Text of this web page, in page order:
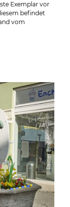
Exemplar vor
befindet
vom
© Rainer Brabec